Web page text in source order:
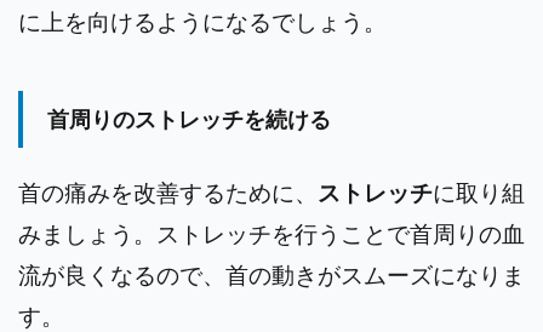
に上を向けるようになるでしょう。
首周りのストレッチを続ける
首の痛みを改善するために、 ストレッチに取り組
みましょう。ストレッチを行うことで首周りの血
流が良くなるので、首の動きがスムーズになりま
す。